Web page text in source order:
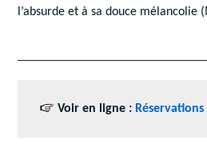
l’absurde et à sa douce mélancolie
Voir en ligne : Réservations